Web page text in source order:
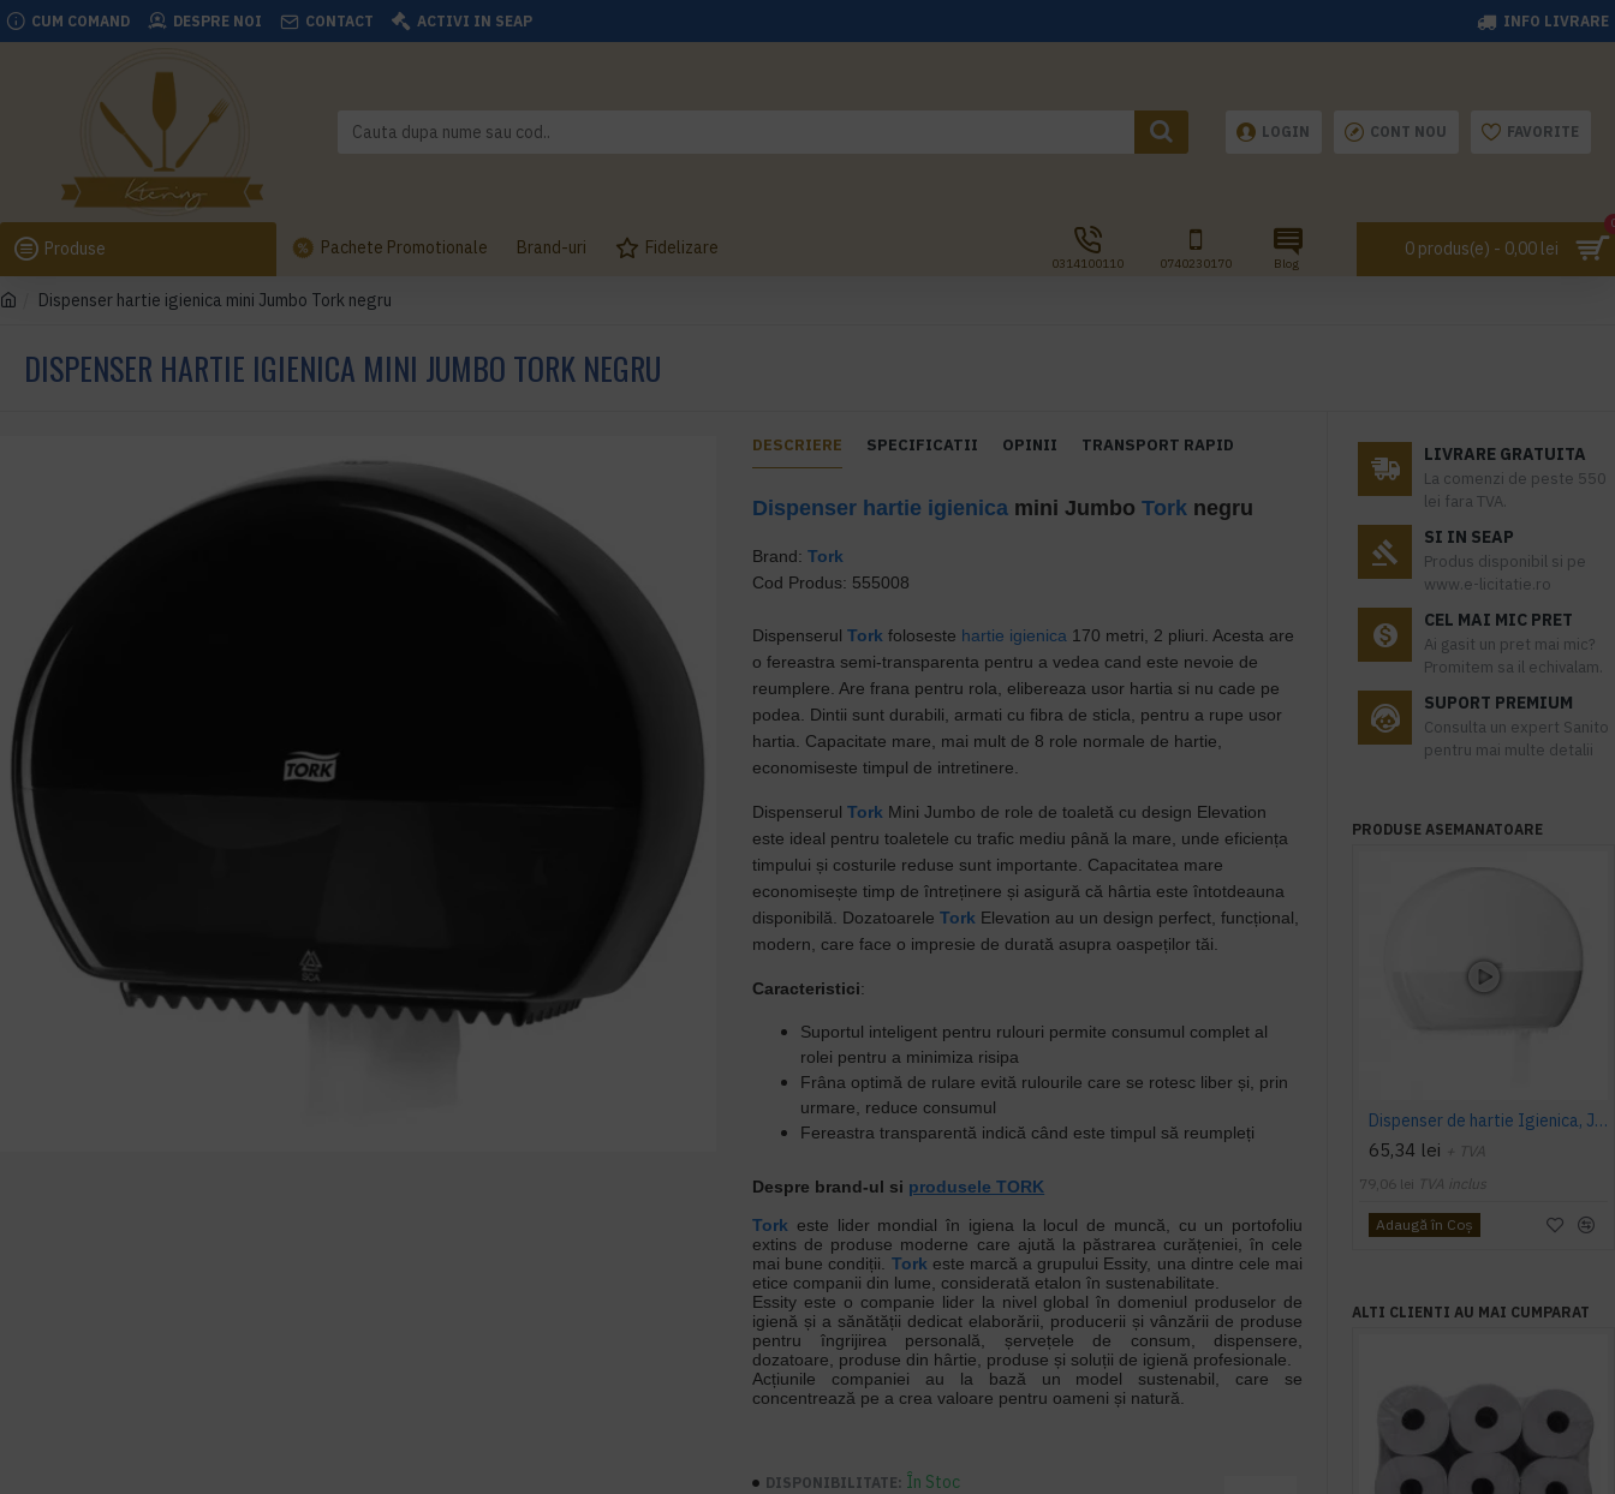
CUM COMAND DESPRE NOI CONTACT ACTIVI IN SEAP INFO LIVRARE
LOGIN CONT NOU FAVORITE
Produse Pachete Promotionale Brand-uri Fidelizare
0314100110 0740230170 Blog
0 produs(e) - 0,00 lei
Dispenser hartie igienica mini Jumbo Tork negru
DISPENSER HARTIE IGIENICA MINI JUMBO TORK NEGRU
DESCRIERE SPECIFICATII OPINII TRANSPORT RAPID
Dispenser hartie igienica mini JumboTork negru
Brand:Tork
Cod Produs: 555008
DispenserulTork foloseste hartie igienica 170 metri, 2 pliuri. Acesta are
o fereastra semi-transparenta pentru a vedea cand este nevoie de
reumplere. Are frana pentru rola, elibereaza usor hartia si nu cade pe
podea. Dintii sunt durabili, armati cu fibra de sticla, pentru a rupe usor
hartia. Capacitate mare, mai mult de 8 role normale de hartie,
economiseste timpul de intretinere.
DispenserulTork Mini Jumbo de role de toaletă cu design Elevation
este ideal pentru toaletele cu trafic mediu până la mare, unde eficiența
timpului și costurile reduse sunt importante. Capacitatea mare
economisește timp de întreținere și asigură că hârtia este întotdeauna
disponibilă. DozatoareleTork Elevation au un design perfect, funcțional,
modern, care face o impresie de durată asupra oaspeților tăi.
Caracteristici:
Suportul inteligent pentru rulouri permite consumul complet al
rolei pentru a minimiza risipa
Frâna optimă de rulare evită rulourile care se rotesc liber și, prin
urmare, reduce consumul
Fereastra transparentă indică când este timpul să reumpleți
Despre brand-ul si produsele TORK
Tork este lider mondial în igiena la locul de muncă, cu un portofoliu
extins de produse moderne care ajută la păstrarea curățeniei, în cele
mai bune condiții. Tork este marcă a grupului Essity, una dintre cele mai
etice companii din lume, considerată etalon în sustenabilitate.
Essity este o companie lider la nivel global în domeniul produselor de
igienă și a sănătății dedicat elaborării, producerii și vânzării de produse
pentru îngrijirea personală, șervețele de consum, dispensere,
dozatoare, produse din hârtie, produse și soluții de igienă profesionale.
Acțiunile companiei au la bază un model sustenabil, care se
concentrează pe a crea valoare pentru oameni și natură.
DISPONIBILITATE: În Stoc
LIVRARE GRATUITA
La comenzi de peste 550
lei fara TVA.
SI IN SEAP
Produs disponibil si pe
www.e-licitatie.ro
CEL MAI MIC PRET
Ai gasit un pret mai mic?
Promitem sa il echivalam.
SUPORT PREMIUM
Consulta un expert Sanito
pentru mai multe detalii
PRODUSE ASEMANATOARE
Dispenser de hartie Igienica, Jumbo Tork Elevation
65,34 lei + TVA
79,06 lei TVA inclus
Adaugă în Coş
ALTI CLIENTI AU MAI CUMPARAT